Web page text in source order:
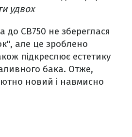
удвох
до CB750 не збереглася
але це зроблено
підкреслює естетику
бака. Отже,
новий і навмисно